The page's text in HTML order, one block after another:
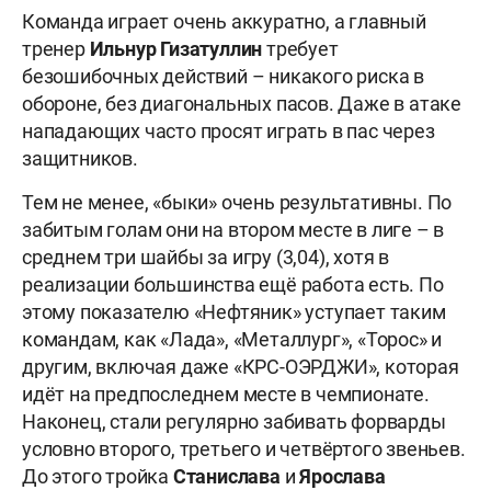
Команда играет очень аккуратно, а главный
тренер Ильнур Гизатуллинтребует
безошибочных действий – никакого риска в
обороне, без диагональных пасов. Даже в атаке
нападающих часто просят играть в пас через
защитников.
Тем не менее, «быки» очень результативны. По
забитым голам они на втором месте в лиге – в
среднем три шайбы за игру (3,04), хотя в
реализации большинства ещё работа есть. По
этому показателю «Нефтяник» уступает таким
командам, как «Лада», «Металлург», «Торос» и
другим, включая даже «КРС-ОЭРДЖИ», которая
идёт на предпоследнем месте в чемпионате.
Наконец, стали регулярно забивать форварды
условно второго, третьего и четвёртого звеньев.
До этого тройка Станислава иЯрослава